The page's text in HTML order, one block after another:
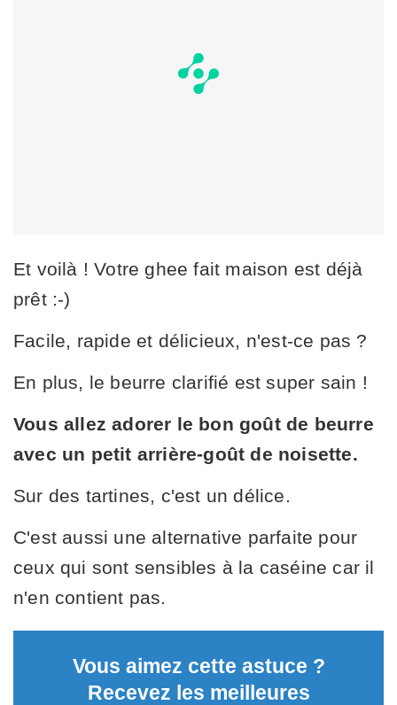
Et voilà ! Votre ghee fait maison est déjà
prêt :-)
Facile, rapide et délicieux, n'est-ce pas ?
En plus, le beurre clarifié est super sain !
Vous allez adorer le bon goût de beurre
avec un petit arrière-goût de noisette.
Sur des tartines, c'est un délice.
C'est aussi une alternative parfaite pour
ceux qui sont sensibles à la caséine car il
n'en contient pas.
Vous aimez cette astuce ?
Recevez les meilleures